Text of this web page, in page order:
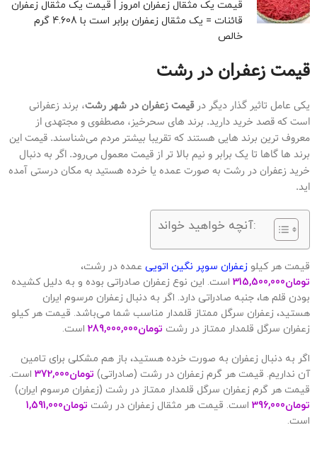
قیمت یک مثقال زعفران امروز | قیمت یک مثقال زعفران
قائنات = یک مثقال زعفران برابر است با 4.608 گرم
خالص
قیمت زعفران در رشت
یکی عامل تاثیر گذار دیگر درقیمت زعفران در شهر رشت، برند زعفرانی
است که قصد خرید دارید. برند های سحرخیز، مصطفوی و مجتهدی از
معروف ترین برند هایی هستند که تقریبا بیشتر مردم می‌شناسند. قیمت این
برند ها گاها تا یک برابر و نیم بالا تر از قیمت معمول می‌رود. اگر به دنبال
خرید زعفران در رشت به صورت عمده یا خرده هستید به مکان درستی آمده
اید.
آنچه خواهید خواند:
قیمت هر کیلو زعفران سوپر نگین اتویی عمده در رشت،
تومان315,500,000 است. این نوع زعفران صادراتی بوده و به دلیل کشیده
بودن قلم ها، جنبه صادراتی دارد. اگر به دنبال زعفران مرسوم ایران
هستید، زعفران سرگل ممتاز قلمدار مناسب شما می‌باشد. قیمت هر کیلو
زعفران سرگل قلمدار ممتاز در رشت تومان289,000,000 است.
اگر به دنبال زعفران به صورت خرده هستید، باز هم مشکلی برای تامین
آن نداریم. قیمت هر گرم زعفران در رشت (صادراتی) تومان372,000 است.
قیمت هر گرم زعفران سرگل قلمدار ممتاز در رشت (زعفران مرسوم ایران)
تومان396,000 است. قیمت هر مثقال زعفران در رشت تومان1,591,000
است.